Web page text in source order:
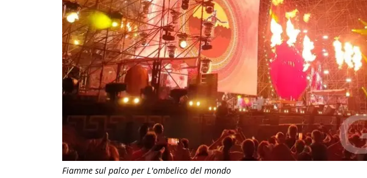
Fiamme sul palco per L'ombelico del mondo